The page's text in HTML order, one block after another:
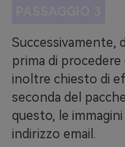
Successivamente,
prima di procedere
inoltre chiesto di
seconda del
questo, le
indirizzo email.